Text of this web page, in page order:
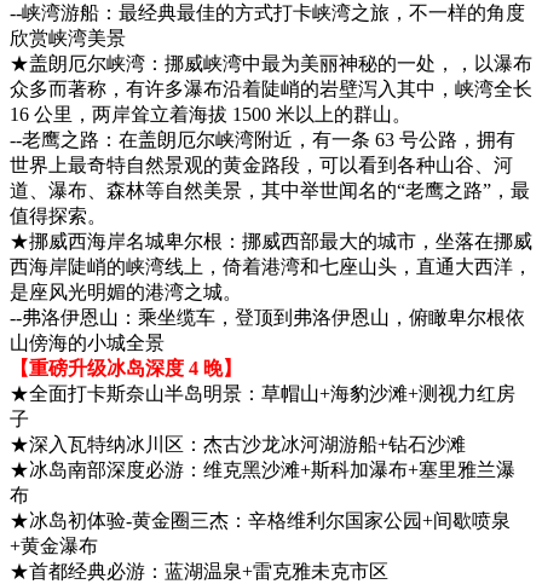
--峡湾游船：最经典最佳的方式打卡峡湾之旅，不一样的角度
欣赏峡湾美景
★盖朗厄尔峡湾：挪威峡湾中最为美丽神秘的一处，，以瀑布
众多而著称，有许多瀑布沿着陡峭的岩壁泻入其中，峡湾全长
16 公里，两岸耸立着海拔 1500 米以上的群山。
--老鹰之路：在盖朗厄尔峡湾附近，有一条 63 号公路，拥有
世界上最奇特自然景观的黄金路段，可以看到各种山谷、河
道、瀑布、森林等自然美景，其中举世闻名的“老鹰之路”，最
值得探索。
★挪威西海岸名城卑尔根：挪威西部最大的城市，坐落在挪威
西海岸陡峭的峡湾线上，倚着港湾和七座山头，直通大西洋，
是座风光明媚的港湾之城。
--弗洛伊恩山：乘坐缆车，登顶到弗洛伊恩山，俯瞰卑尔根依
山傍海的小城全景
【重磅升级冰岛深度 4 晚】
★全面打卡斯奈山半岛明景：草帽山+海豹沙滩+测视力红房
子
★深入瓦特纳冰川区：杰古沙龙冰河湖游船+钻石沙滩
★冰岛南部深度必游：维克黑沙滩+斯科加瀑布+塞里雅兰瀑
布
★冰岛初体验-黄金圈三杰：辛格维利尔国家公园+间歇喷泉
+黄金瀑布
★首都经典必游：蓝湖温泉+雷克雅未克市区